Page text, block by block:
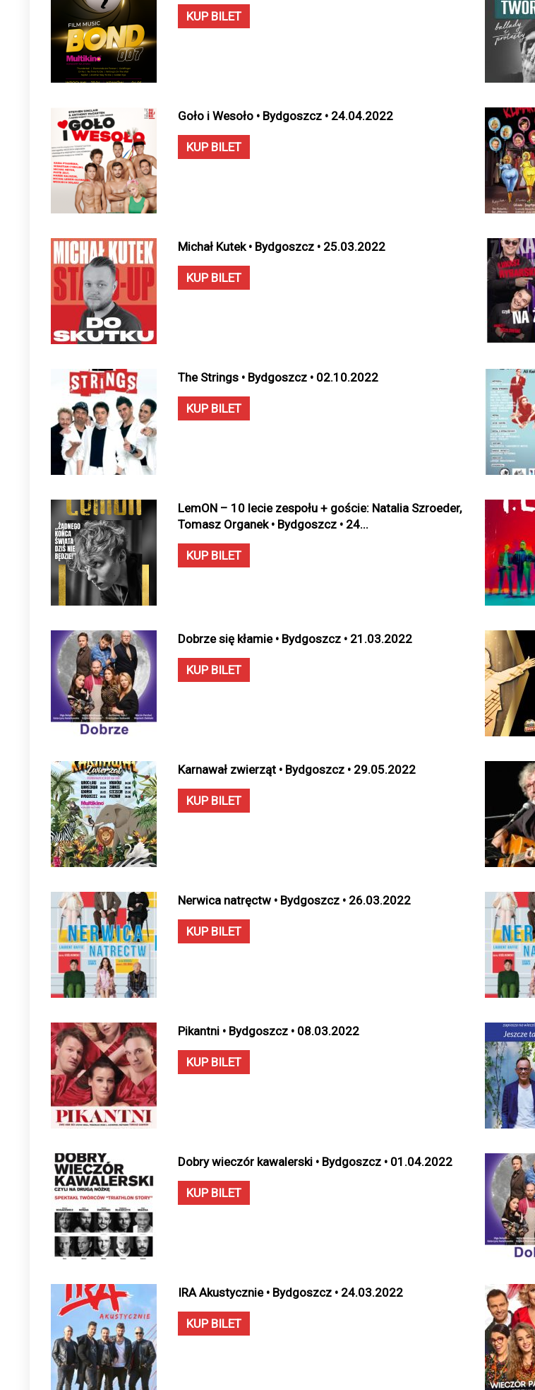
KUP BILET
Goło i Wesoło • Bydgoszcz • 24.04.2022
KUP BILET
Michał Kutek • Bydgoszcz • 25.03.2022
KUP BILET
The Strings • Bydgoszcz • 02.10.2022
KUP BILET
LemON – 10 lecie zespołu + goście: Natalia Szroeder,
Tomasz Organek • Bydgoszcz • 24...
KUP BILET
Dobrze się kłamie • Bydgoszcz • 21.03.2022
KUP BILET
Karnawał zwierząt • Bydgoszcz • 29.05.2022
KUP BILET
Nerwica natręctw • Bydgoszcz • 26.03.2022
KUP BILET
Pikantni • Bydgoszcz • 08.03.2022
KUP BILET
Dobry wieczór kawalerski • Bydgoszcz • 01.04.2022
KUP BILET
IRA Akustycznie • Bydgoszcz • 24.03.2022
KUP BILET